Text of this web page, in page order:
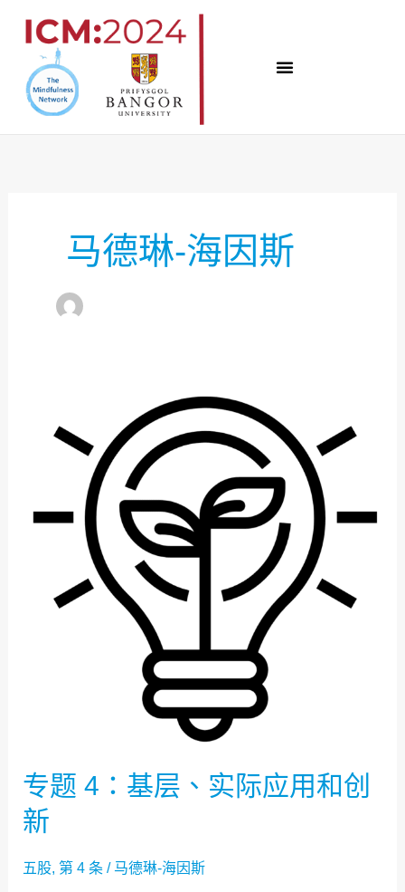
马德琳-海因斯
专题 4：基层、实际应用和创
新
五股, 第 4 条/ 马德琳-海因斯
专
4：
层、
实
应
和
创
新